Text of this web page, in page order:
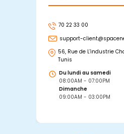
70 22 33 00
support-
56, Rue de L'industrie
Tunis
Du lundi au samedi
08:00AM - 07:00PM
Dimanche
09:00AM - 03:00PM